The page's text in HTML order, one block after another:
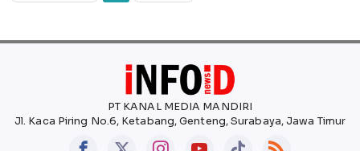
PT KANAL MEDIA MANDIRI
Jl. Kaca Piring No.6, Ketabang, Genteng, Surabaya, Jawa Timur